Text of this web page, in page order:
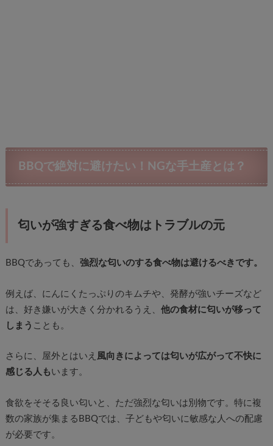
BBQで絶対に避けたい！NGな手土産とは？
匂いが強すぎる食べ物はトラブルの元
BBQであっても、 強烈な匂いのする食べ物は避けるべきです。
例えば、にんにくたっぷりのキムチや、発酵が強いチーズなど
は、好き嫌いが大きく分かれるうえ、 他の食材に匂いが移って
しまう ことも。
さらに、屋外とはいえ 風向きによっては匂いが広がって不快に
感じる人も います。
食欲をそそる良い匂いと、ただ強烈な匂いは別物です。特に複
数の家族が集まるBBQでは、子どもや匂いに敏感な人への配慮
が必要です。